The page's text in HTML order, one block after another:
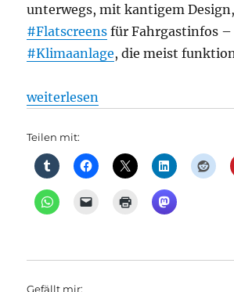
unterwegs, mit kantigem
#Flatscreens für Fahrgastinfos
#Klimaanlage, die meist
„S-Bahn: Fährt sie? Oder fährt
weiterlesen
Teilen mit:
Gefällt mir: